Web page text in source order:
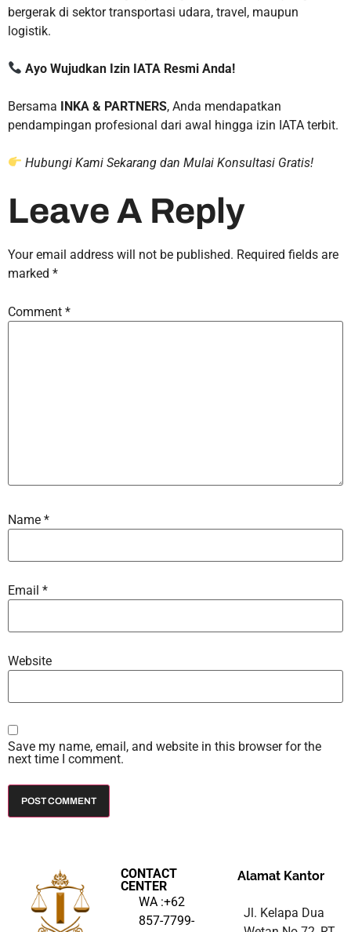
bergerak di sektor transportasi udara, travel, maupun
logistik.
Ayo Wujudkan Izin IATA Resmi Anda!
Bersama INKA & PARTNERS, Anda mendapatkan
pendampingan profesional dari awal hingga izin IATA terbit.
Hubungi Kami Sekarang dan Mulai Konsultasi Gratis!
Leave A Reply
Your email address will not be published. Required fields are
marked *
Comment *
Name *
Email *
Website
Save my name, email, and website in this browser for the
next time I comment.
CONTACT
CENTER
WA :+62
857-7799-
Alamat Kantor
Jl. Kelapa Dua